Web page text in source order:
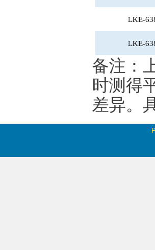
LKE-
LKE-
备注：
时测得
差异。